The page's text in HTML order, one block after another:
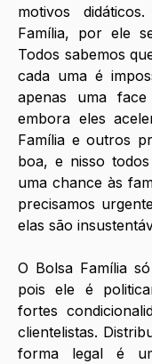
motivos
Família, por ele
Todos sabemos
cada uma é
apenas uma
embora eles
Família e outros
boa, e nisso
uma chance às
precisamos
elas são
O Bolsa Família
pois ele é
fortes
clientelistas.
forma legal é